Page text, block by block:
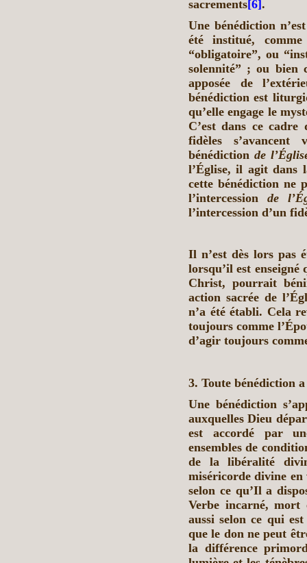
sacrements[6].
Une bénédiction
été institué,
“obligatoire”, ou
solennité” ; ou bien
apposée de
bénédiction est
qu’elle engage le
C’est dans ce
fidèles
bénédiction de
l’Église, il agit dans
cette bénédiction ne
l’intercession de
l’intercession d’un
Il n’est dès lors pas
lorsqu’il est
Christ, pourrait
action sacrée de
n’a été établi. Cela
toujours comme
d’agir toujours
3. Toute bénédiction
Une bénédiction
auxquelles Dieu
est accordé par
ensembles de
de la libéralité
miséricorde divine
selon ce qu’Il a
Verbe incarné, mort
aussi selon ce qui
que le don ne peut
la différence